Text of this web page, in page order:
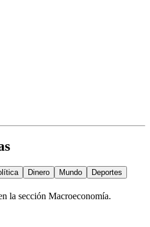
Dinero Mundo
Deportes
la sección Macroeconomía.